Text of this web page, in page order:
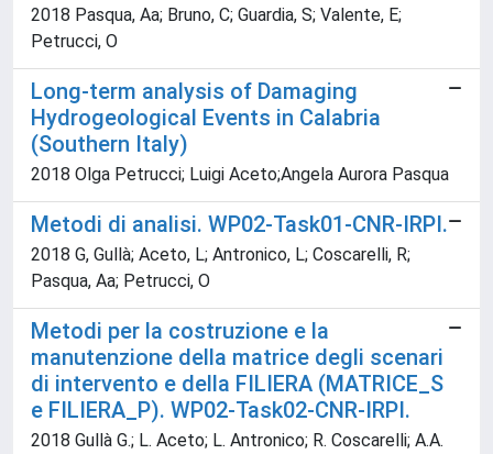
2018 Pasqua, Aa; Bruno, C; Guardia, S; Valente, E;
Petrucci, O
Long-term analysis of Damaging
Hydrogeological Events in Calabria
(Southern Italy)
2018 Olga Petrucci; Luigi Aceto;Angela Aurora Pasqua
Metodi di analisi. WP02-Task01-CNR-IRPI.
2018 G, Gullà; Aceto, L; Antronico, L; Coscarelli, R;
Pasqua, Aa; Petrucci, O
Metodi per la costruzione e la
manutenzione della matrice degli scenari
di intervento e della FILIERA (MATRICE_S
e FILIERA_P). WP02-Task02-CNR-IRPI.
2018 Gullà G.; L. Aceto; L. Antronico; R. Coscarelli; A.A.